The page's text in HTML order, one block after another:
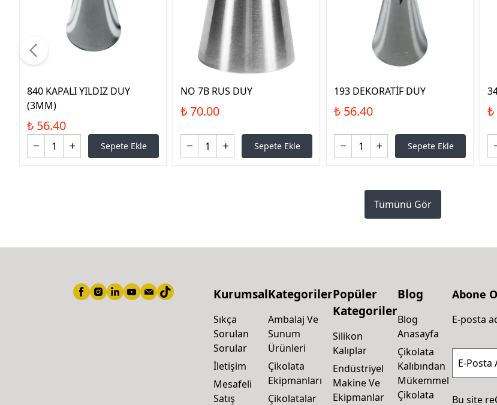
840 KAPALI YILDIZ DUY
(3MM)
₺ 56.40
Sepete Ekle
NO 7B RUS DUY
₺ 70.00
Sepete Ekle
193 DEKORATİF DUY
₺ 56.40
Sepete Ekle
₺
Tümünü Gör
Kurumsal
Sıkça
Sorulan
Sorular
İletişim
Mesafeli
Satış
Kategoriler
Ambalaj Ve
Sunum
Ürünleri
Çikolata
Ekipmanları
Çikolatalar
Popüler
Kategoriler
Silikon
Kalıplar
Endüstriyel
Makine Ve
Ekipmanlar
Blog
Blog
Anasayfa
Çikolata
Kalıbından
Mükemmel
Çikolata
Abone
E-posta
E-Posta
Bu site